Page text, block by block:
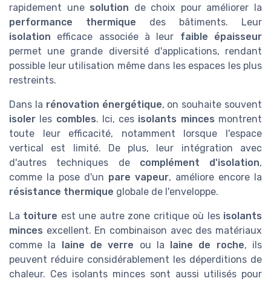
rapidement une solution de choix pour améliorer la
performance thermique des bâtiments. Leur
isolation efficace associée à leur faible épaisseur
permet une grande diversité d'applications, rendant
possible leur utilisation même dans les espaces les plus
restreints.
Dans la rénovation énergétique, on souhaite souvent
isoler les combles. Ici, ces isolants minces montrent
toute leur efficacité, notamment lorsque l'espace
vertical est limité. De plus, leur intégration avec
d'autres techniques de complément d'isolation,
comme la pose d'un pare vapeur, améliore encore la
résistance thermique globale de l'enveloppe.
La toiture est une autre zone critique où les isolants
minces excellent. En combinaison avec des matériaux
comme la
laine de verre ou la laine de roche, ils
peuvent réduire considérablement les déperditions de
chaleur. Ces isolants minces sont aussi utilisés pour